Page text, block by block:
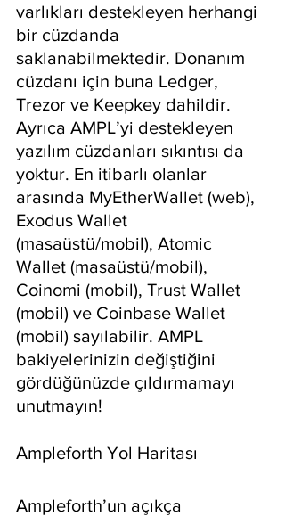
varlıkları destekleyen herhangi
bir cüzdanda
saklanabilmektedir. Donanım
cüzdanı için buna Ledger,
Trezor ve Keepkey dahildir.
Ayrıca AMPL’yi destekleyen
yazılım cüzdanları sıkıntısı da
yoktur. En itibarlı olanlar
arasında MyEtherWallet (web),
Exodus Wallet
(masaüstü/mobil), Atomic
Wallet (masaüstü/mobil),
Coinomi (mobil), Trust Wallet
(mobil) ve Coinbase Wallet
(mobil) sayılabilir. AMPL
bakiyelerinizin değiştiğini
gördüğünüzde çıldırmamayı
unutmayın!
Ampleforth Yol Haritası
Ampleforth’un açıkça